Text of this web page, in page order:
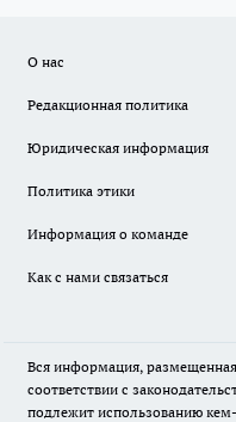
О нас
Редакционная политика
Юридическая информация
Политика этики
Информация о команде
Как с нами связаться
Вся информация,
соответствии с
подлежит использованию